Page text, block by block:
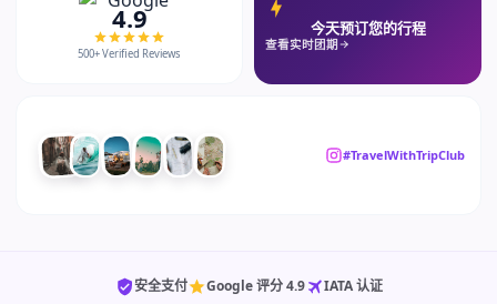
4.9
500+ Verified Reviews
今天预订您的行程
查看实时团期
#TravelWithTripClub
安全支付 Google 评分 4.9 IATA 认证